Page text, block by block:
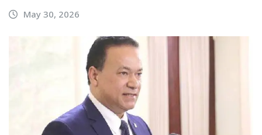
May 30, 2026